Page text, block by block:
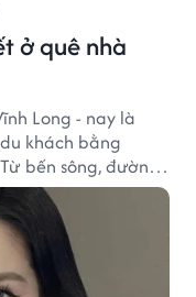
ở quê nhà
Long - nay là
khách bằng
bến sông, đường
tạo nên sức hút rất